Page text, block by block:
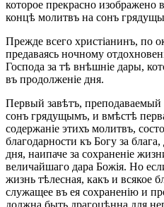
которое прекрасно изображено
концѣ молитвъ на сонъ
Прежде всего христіанинъ, по
предаваясь ночному
Господа за тѣ внѣшніе дары,
въ продолженіе дня.
Первый завѣтъ, преподаваемый
сонъ грядущымъ, и вмѣстѣ
содержаніе этихъ молитвъ,
благодарности къ Богу за
дня, наипаче за сохраненіе
величайшаго дара Божія. Но
жизнь тѣлесная, какъ и всякое
служащее въ ея сохраненію и
должна быть драгоцѣнна для